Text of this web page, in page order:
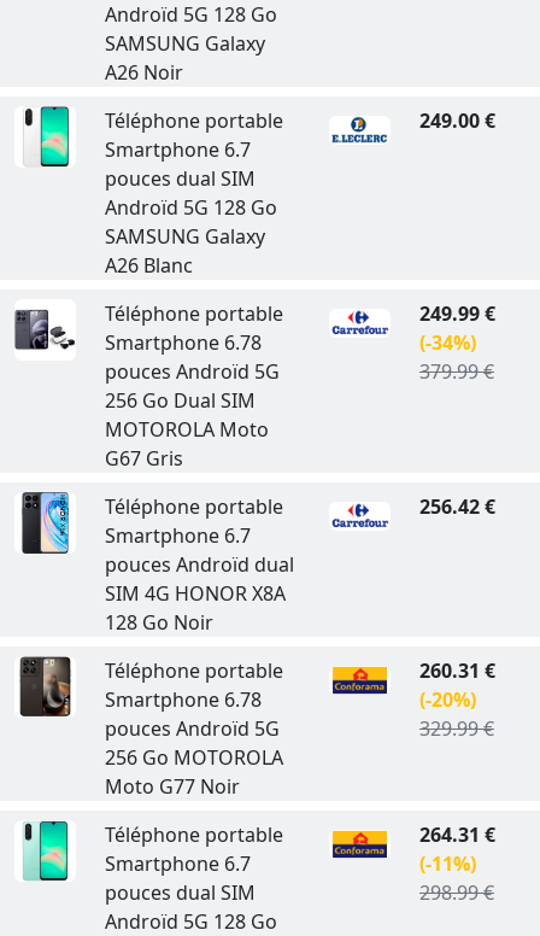
Androïd 5G 128 Go
SAMSUNG Galaxy
A26 Noir
Téléphone portable
Smartphone 6.7
pouces dual SIM
Androïd 5G 128 Go
SAMSUNG Galaxy
A26 Blanc
249.00 €
Téléphone portable
Smartphone 6.78
pouces Androïd 5G
256 Go Dual SIM
MOTOROLA Moto
G67 Gris
249.99 €
(-34%)
379.99 €
Téléphone portable
Smartphone 6.7
pouces Androïd dual
SIM 4G HONOR X8A
128 Go Noir
256.42 €
Téléphone portable
Smartphone 6.78
pouces Androïd 5G
256 Go MOTOROLA
Moto G77 Noir
260.31 €
(-20%)
329.99 €
Téléphone portable
Smartphone 6.7
pouces dual SIM
Androïd 5G 128 Go
264.31 €
(-11%)
298.99 €